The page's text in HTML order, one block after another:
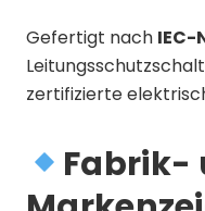
Gefertigt nach IEC-
zertifizierte
Fabrik-